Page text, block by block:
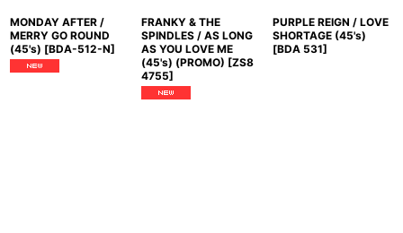
MONDAY AFTER /
MERRY GO ROUND
(45's) [BDA-512-N]
FRANKY & THE
SPINDLES / AS LONG
AS YOU LOVE ME
(45's) (PROMO) [ZS8
4755]
PURPLE REIGN / LOVE
SHORTAGE (45's)
[BDA 531]